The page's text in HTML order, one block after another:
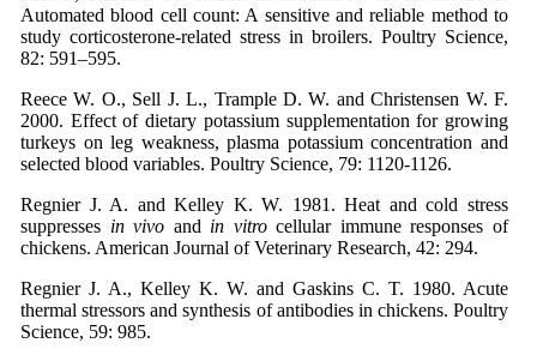
Automated blood cell count: A sensitive and reliable method to
study corticosterone-related stress in broilers. Poultry Science,
82: 591–595.
Reece W. O., Sell J. L., Trample D. W. and Christensen W. F.
2000. Effect of dietary potassium supplementation for growing
turkeys on leg weakness, plasma potassium concentration and
selected blood variables. Poultry Science, 79: 1120-1126.
Regnier J. A. and Kelley K. W. 1981. Heat and cold stress
suppresses in vivo and in vitrocellular immune responses of
chickens. American Journal of Veterinary Research, 42: 294.
Regnier J. A., Kelley K. W. and Gaskins C. T. 1980. Acute
thermal stressors and synthesis of antibodies in chickens. Poultry
Science, 59: 985.